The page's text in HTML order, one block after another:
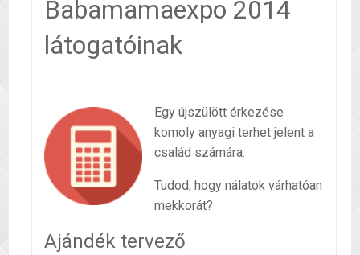
Babamamaexpo 2014
látogatóinak
Egy újszülött érkezése
komoly anyagi terhet jelent a
család számára.
Tudod, hogy nálatok várhatóan
mekkorát?
Ajándék tervező